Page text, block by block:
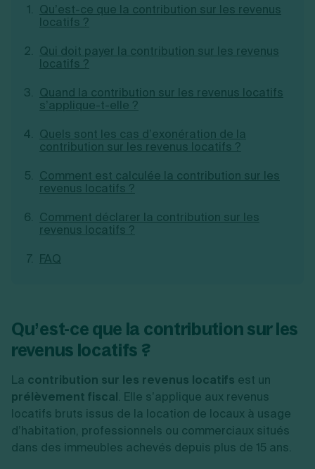
Toutes les modifications
Je suis autonome
Découvrez notre cabinet d'expertise
comptable LS Compta
Création d'EURL
Création de SASU
Création de SAS
Création de SCI
Création d'association
Aides à la création d’entreprise
Fermeture d’une entreprise
Création d'entreprise
Qu’est-ce que la contribution sur les revenus
locatifs ?
Qui doit payer la contribution sur les revenus
locatifs ?
Quand la contribution sur les revenus locatifs
s’applique-t-elle ?
Quels sont les cas d’exonération de la
contribution sur les revenus locatifs ?
Comment est calculée la contribution sur les
revenus locatifs ?
Comment déclarer la contribution sur les
revenus locatifs ?
FAQ
Qu’est-ce que la contribution sur les
revenus locatifs ?
La contribution sur les revenus locatifs est un
prélèvement fiscal. Elle s’applique aux revenus
locatifs bruts issus de la location de locaux à usage
d’habitation, professionnels ou commerciaux situés
dans des immeubles achevés depuis plus de 15 ans.